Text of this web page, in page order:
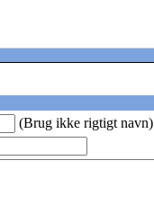
(Brug ikke rigtigt navn)